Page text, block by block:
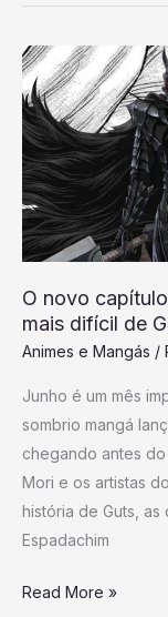
O novo
mais difícil de
Animes e Mangás /
Junho é um mês
sombrio mangá
chegando antes
Mori e os artistas
história de Guts,
Espadachim
O
novo
capítulo
de
Berserk
apresenta
o
desafio
mais
difícil
de
até
agora
Read More »